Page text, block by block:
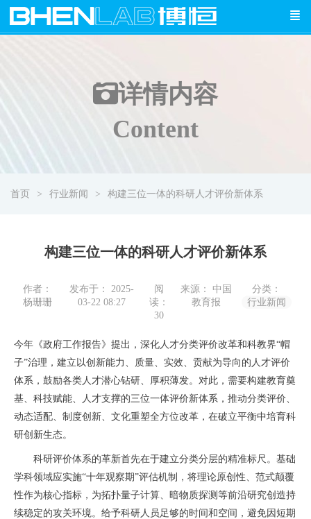
详情内容
Content
首页 行业新闻 构建三位一体的科研人才评价新体系
构建三位一体的科研人才评价新体系
作者：
杨珊珊
发布于： 2025-
03-22 08:27
阅
读：
30
来源： 中国
教育报
分类：
行业新闻
今年《政府工作报告》提出，深化人才分类评价改革和科教界“帽
子”治理，建立以创新能力、质量、实效、贡献为导向的人才评价
体系，鼓励各类人才潜心钻研、厚积薄发。对此，需要构建教育奠
基、科技赋能、人才支撑的三位一体评价新体系，推动分类评价、
动态适配、制度创新、文化重塑全方位改革，在破立平衡中培育科
研创新生态。
科研评价体系的革新首先在于建立分类分层的精准标尺。基础
学科领域应实施“十年观察期”评估机制，将理论原创性、范式颠覆
性作为核心指标，为拓扑量子计算、暗物质探测等前沿研究创造持
续稳定的攻关环境。给予科研人员足够的时间和空间，避免因短期